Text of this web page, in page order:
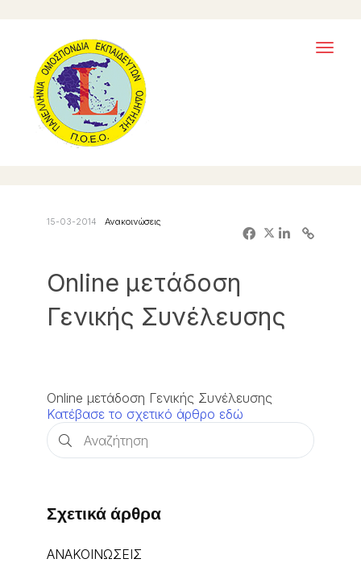
15-03-2014 Ανακοινώσεις
Online μετάδοση
Γενικής Συνέλευσης
Online μετάδοση Γενικής Συνέλευσης
Κατέβασε το σχετικό άρθρο εδώ
Σχετικά άρθρα
ΑΝΑΚΟΙΝΩΣΕΙΣ